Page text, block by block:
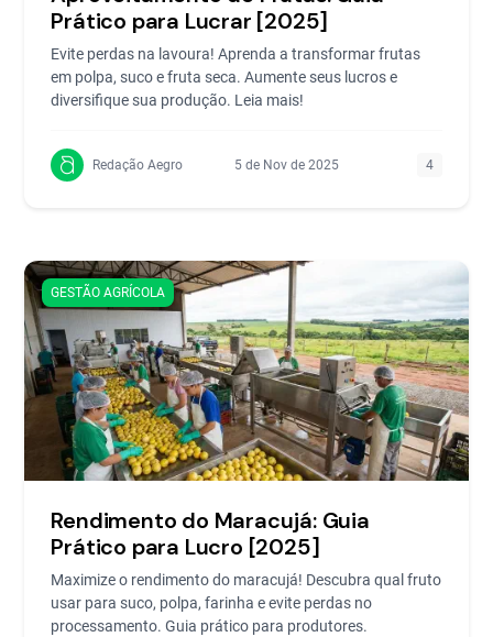
Prático para Lucrar [2025]
Evite perdas na lavoura! Aprenda a transformar frutas
em polpa, suco e fruta seca. Aumente seus lucros e
diversifique sua produção. Leia mais!
Redação Aegro 5 de Nov de 2025 4
GESTÃO AGRÍCOLA
Rendimento do Maracujá: Guia
Prático para Lucro [2025]
Maximize o rendimento do maracujá! Descubra qual fruto
usar para suco, polpa, farinha e evite perdas no
processamento. Guia prático para produtores.